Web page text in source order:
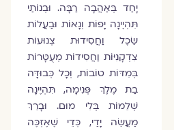
יָחַד בְּאַהֲבָה רַבָּה. וּבְנוֹתַי
תִּהְיֶינָה יָפוֹת וְנָאוֹת וּבַעֲלוֹת
שֵׂכֶל וַחֲסִידוּת צְנוּעוֹת
צִדְקָנִיּוֹת וַחֲסִידוֹת מְעֻטָּרוֹת
בְּמִדּוֹת טוֹבוֹת, וְכָל כְּבוּדָּה
בַת מֶלֶךְ פְּנִימָה, תִּהְיֶינָה
שְׁלֵמוֹת בְּלִי מוּם. וּבָרֵךְ
מַעֲשֵׂה יָדַי, כְּדֵי שֶׁאֶזְכֶּה